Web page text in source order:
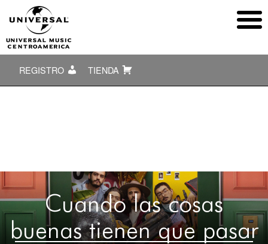
REGISTRO TIENDA
Cuando las cosas
buenas tienen que pasar